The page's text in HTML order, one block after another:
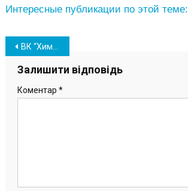
Интересные публикации по этой теме:
Навігація
записів
ВК “Химик” официально представил новых игроков
Залишити відповідь
Коментар *